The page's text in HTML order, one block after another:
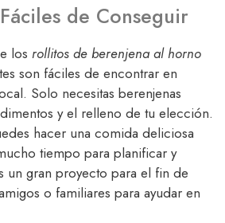
de Conseguir
los rollitos de berenjena al horno
son fáciles de encontrar en
Solo necesitas berenjenas
y el relleno de tu elección.
hacer una comida deliciosa
tiempo para planificar y
un gran proyecto para el fin de
o familiares para ayudar en